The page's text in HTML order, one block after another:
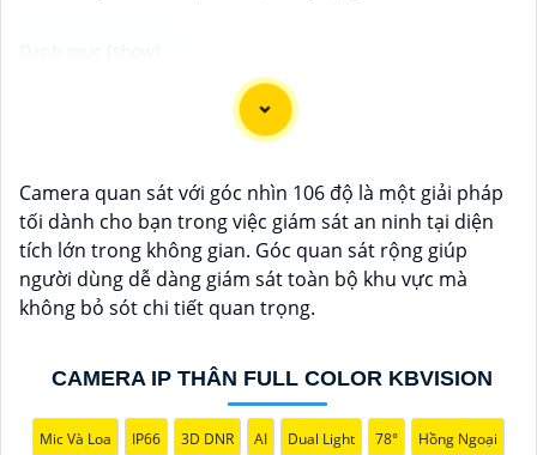
Chào bạn, dưới đây là một số câu giới thiệu cho việc
mua Camera Kbvision với chiết khấu cao và giải pháp
🛃1:"Chào anh/chị! Bạn đang tìm kiếm Camera
Kbvision với chiết khấu hấp dẫn? Hãy đến với chúng
tôi để nhận ưu đãi đặc biệt và được tư vấn về giải
pháp chính xác nhất cho nhu cầu an ninh của bạn!"
️🏅️2:"Bạn muốn mua Camera Kbvision với giá ưu đãi
được hỗ trợ tốt nhất từ đội ngũ chuyên gia có kinh
️🥈3:"Chúng tôi cam kết cung cấp Camera Kbvision
Camera quan sát với góc nhìn 106 độ là một giải pháp
tối dành cho bạn trong việc giám sát an ninh tại diện
tích lớn trong không gian. Góc quan sát rộng giúp
người dùng dễ dàng giám sát toàn bộ khu vực mà
không bỏ sót chi tiết quan trọng.
CAMERA IP THÂN FULL COLOR KBVISION
Mic Và Loa IP66 3D DNR AI Dual Light 78° Hồng Ngoại